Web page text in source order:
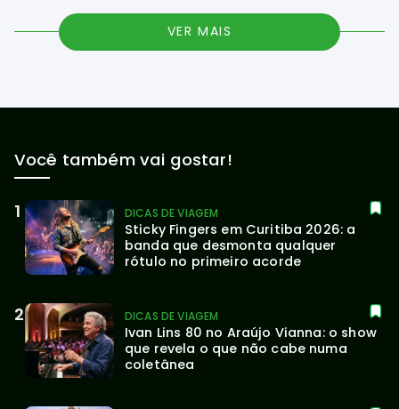
VER MAIS
Você também vai gostar!
DICAS DE VIAGEM
Sticky Fingers em Curitiba 2026: a
banda que desmonta qualquer
rótulo no primeiro acorde
DICAS DE VIAGEM
Ivan Lins 80 no Araújo Vianna: o show
que revela o que não cabe numa
coletânea